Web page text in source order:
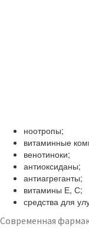
ноотропы;
витаминные
венотиноки;
антиоксиданы;
антиагреганты;
витамины Е, С;
средства для
Современная